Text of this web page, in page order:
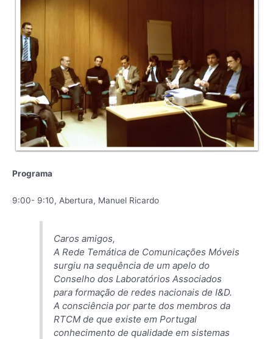
Programa
9:00- 9:10, Abertura, Manuel Ricardo
Caros amigos,
A Rede Temática de Comunicações Móveis
surgiu na sequência de um apelo do
Conselho dos Laboratórios Associados
para formação de redes nacionais de I&D.
A consciência por parte dos membros da
RTCM de que existe em Portugal
conhecimento de qualidade em sistemas